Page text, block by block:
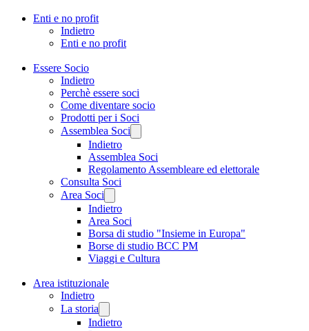
Enti e no profit
Indietro
Enti e no profit
Essere Socio
Indietro
Perchè essere soci
Come diventare socio
Prodotti per i Soci
Assemblea Soci
Indietro
Assemblea Soci
Regolamento Assembleare ed elettorale
Consulta Soci
Area Soci
Indietro
Area Soci
Borsa di studio "Insieme in Europa"
Borse di studio BCC PM
Viaggi e Cultura
Area istituzionale
Indietro
La storia
Indietro